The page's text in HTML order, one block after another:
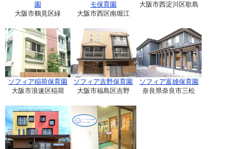
園
大阪市鶴見区緑
モ保育園
大阪市西区南堀江
大阪市西淀川区歌島
ソフィア稲荷保育園
大阪市浪速区稲荷
ソフィア吉野保育園
大阪市福島区吉野
ソフィア富雄保育園
奈良県奈良市三松